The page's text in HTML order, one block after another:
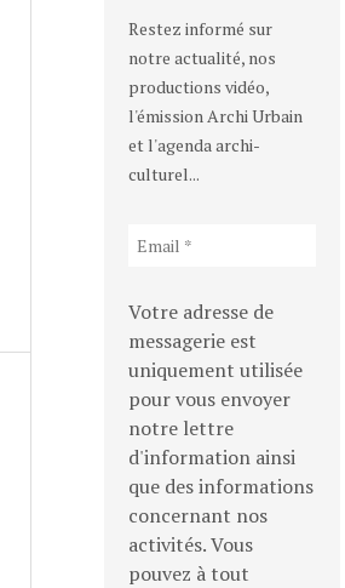
Restez informé sur
notre actualité, nos
productions vidéo,
l'émission Archi Urbain
et l'agenda archi-
culturel...
Votre adresse de
messagerie est
uniquement utilisée
pour vous envoyer
notre lettre
d'information ainsi
que des informations
concernant nos
activités. Vous
pouvez à tout